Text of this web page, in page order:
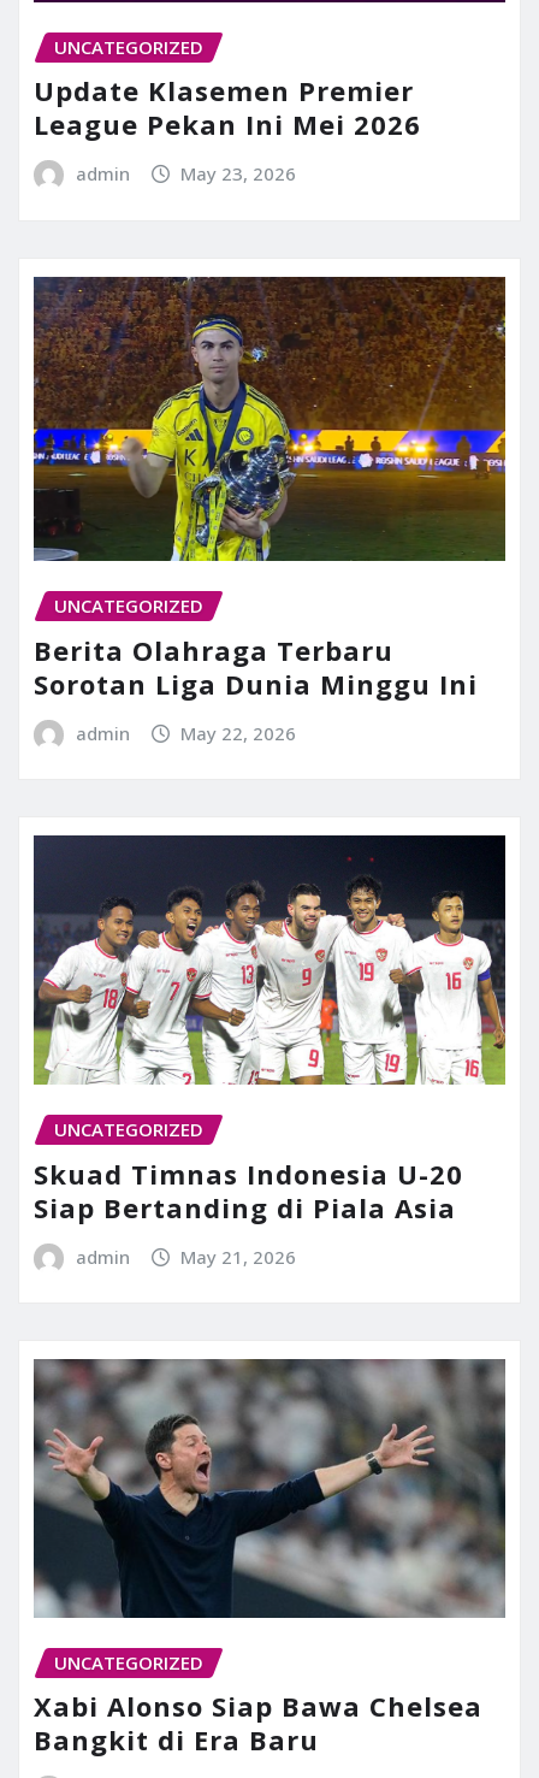
UNCATEGORIZED
Update Klasemen Premier
League Pekan Ini Mei 2026
admin May 23, 2026
UNCATEGORIZED
Berita Olahraga Terbaru
Sorotan Liga Dunia Minggu Ini
admin May 22, 2026
UNCATEGORIZED
Skuad Timnas Indonesia U-20
Siap Bertanding di Piala Asia
admin May 21, 2026
UNCATEGORIZED
Xabi Alonso Siap Bawa Chelsea
Bangkit di Era Baru